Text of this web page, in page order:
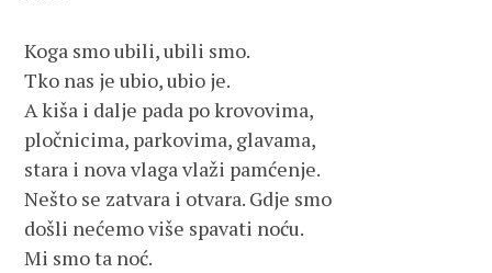
Koga smo ubili, ubili smo.
Tko nas je ubio, ubio je.
A kiša i dalje pada po krovovima,
pločnicima, parkovima, glavama,
stara i nova vlaga vlaži pamćenje.
Nešto se zatvara i otvara. Gdje smo
došli nećemo više spavati noću.
Mi smo ta noć.